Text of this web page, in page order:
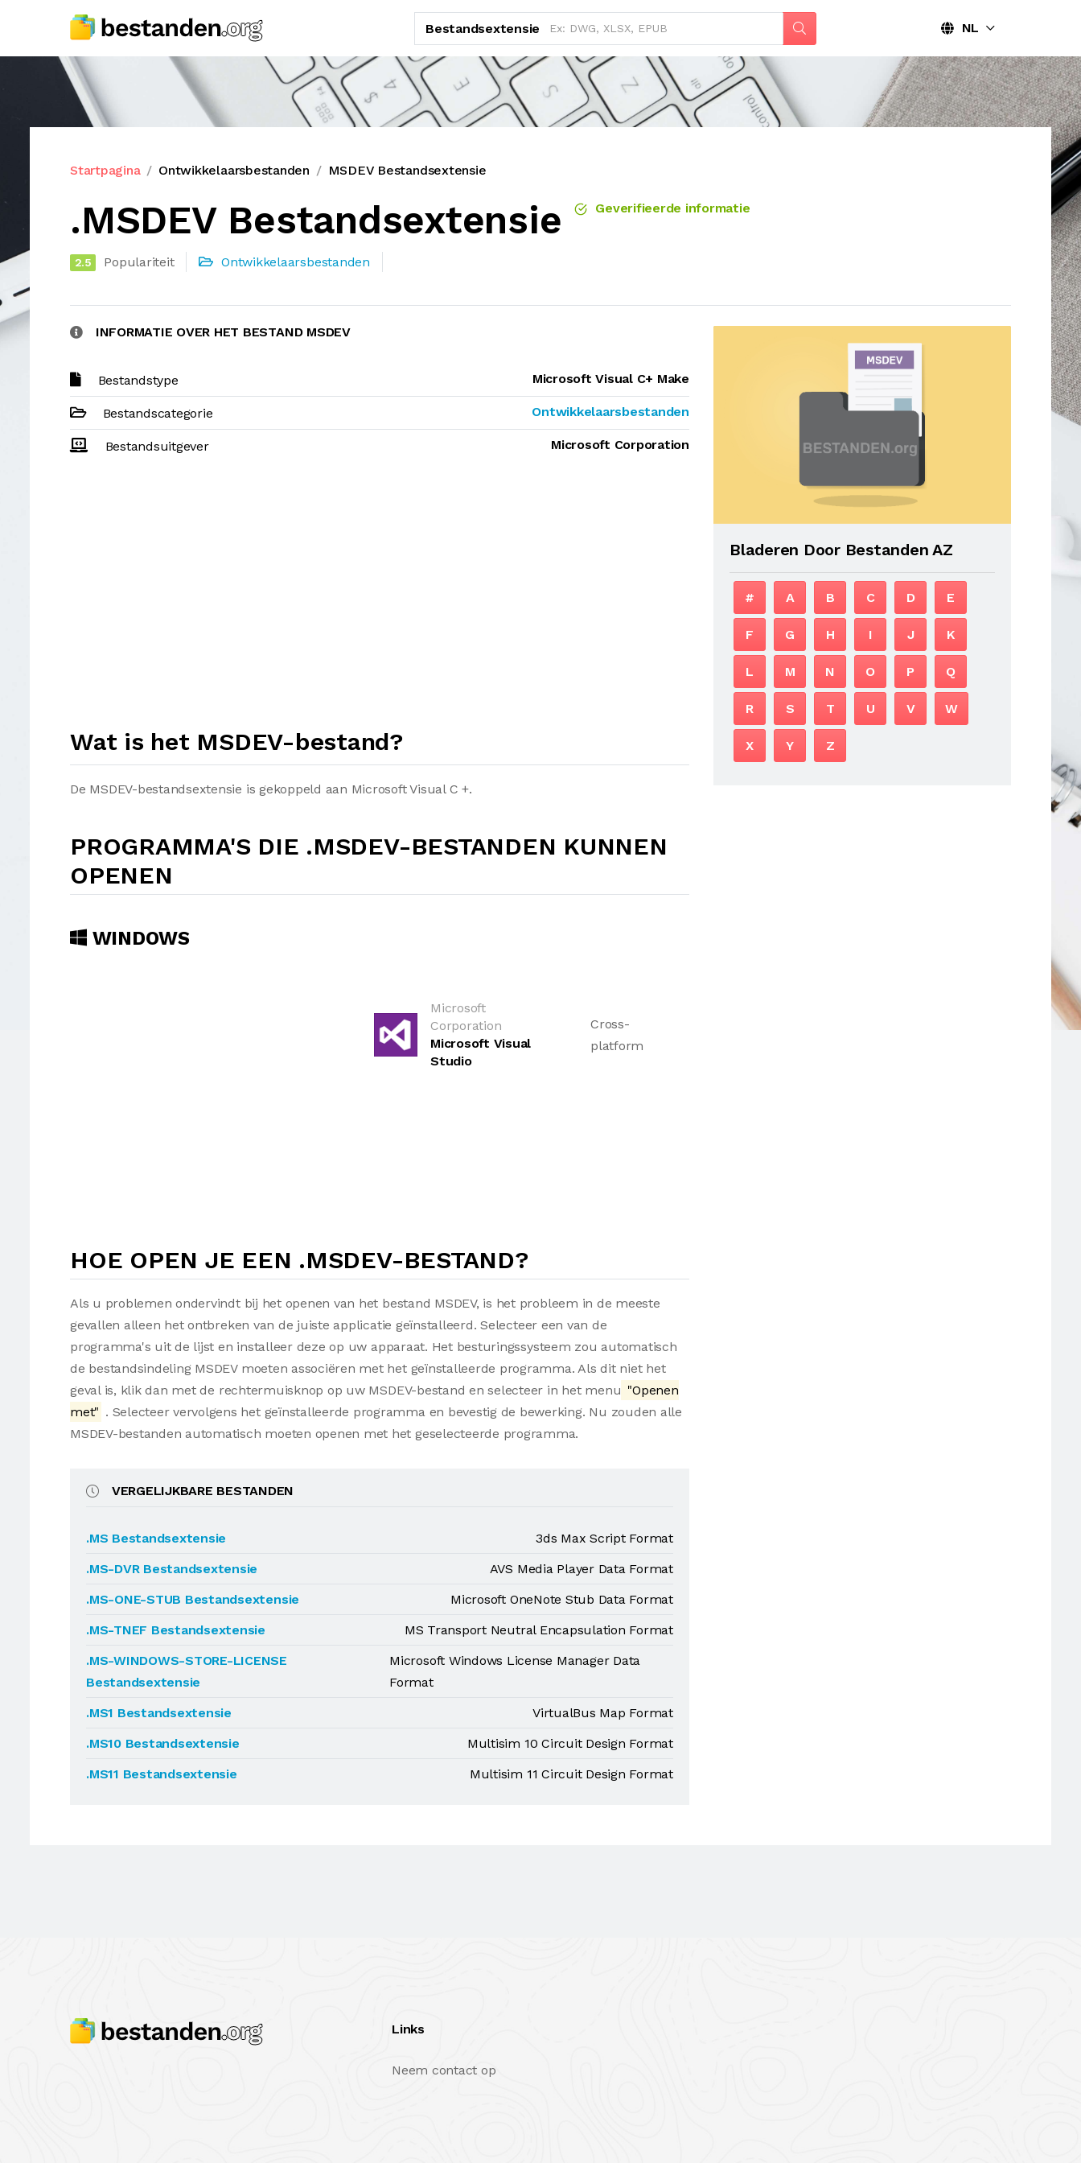
Bestandsextensie NL
Startpagina Ontwikkelaarsbestanden MSDEV Bestandsextensie
.MSDEV Bestandsextensie Geverifieerde informatie
2.5 Populariteit Ontwikkelaarsbestanden
INFORMATIE OVER HET BESTAND MSDEV
Bestandstype Microsoft Visual C+ Make
Bestandscategorie Ontwikkelaarsbestanden
Bestandsuitgever Microsoft Corporation
Wat is het MSDEV-bestand?
De MSDEV-bestandsextensie is gekoppeld aan Microsoft Visual C +.
PROGRAMMA'S DIE .MSDEV-BESTANDEN KUNNEN
OPENEN
WINDOWS
Microsoft
Corporation
Microsoft Visual
Studio
Cross-
platform
HOE OPEN JE EEN .MSDEV-BESTAND?
Als u problemen ondervindt bij het openen van het bestand MSDEV, is het probleem in de meeste
gevallen alleen het ontbreken van de juiste applicatie geïnstalleerd. Selecteer een van de
programma's uit de lijst en installeer deze op uw apparaat. Het besturingssysteem zou automatisch
de bestandsindeling MSDEV moeten associëren met het geïnstalleerde programma. Als dit niet het
geval is, klik dan met de rechtermuisknop op uw MSDEV-bestand en selecteer in het menu "Openen
met" . Selecteer vervolgens het geïnstalleerde programma en bevestig de bewerking. Nu zouden alle
MSDEV-bestanden automatisch moeten openen met het geselecteerde programma.
VERGELIJKBARE BESTANDEN
.MS Bestandsextensie
3ds Max Script Format
.MS-DVR Bestandsextensie
AVS Media Player Data Format
.MS-ONE-STUB Bestandsextensie
Microsoft OneNote Stub Data Format
.MS-TNEF Bestandsextensie
MS Transport Neutral Encapsulation Format
.MS-WINDOWS-STORE-LICENSE
Bestandsextensie
Microsoft Windows License Manager Data
Format
.MS1 Bestandsextensie
VirtualBus Map Format
.MS10 Bestandsextensie
Multisim 10 Circuit Design Format
.MS11 Bestandsextensie
Multisim 11 Circuit Design Format
Bladeren Door Bestanden AZ
# A B C D E
F G H I J K
L M N O P Q
R S T U V W
X Y Z
Links
Neem contact op